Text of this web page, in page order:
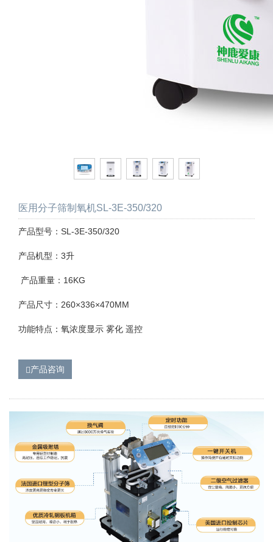
医用分子筛制氧机SL-3E-350/320
产品型号：SL-3E-350/320
产品机型：3升
产品重量：16KG
产品尺寸：260×336×470MM
功能特点：氧浓度显示 雾化 遥控
产品咨询